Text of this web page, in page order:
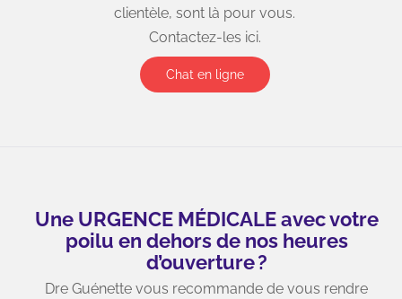
clientèle, sont là pour vous.
Contactez-les ici.
Chat en ligne
Une URGENCE MÉDICALE avec votre
poilu en dehors de nos heures
d’ouverture ?
Dre Guénette vous recommande de vous rendre